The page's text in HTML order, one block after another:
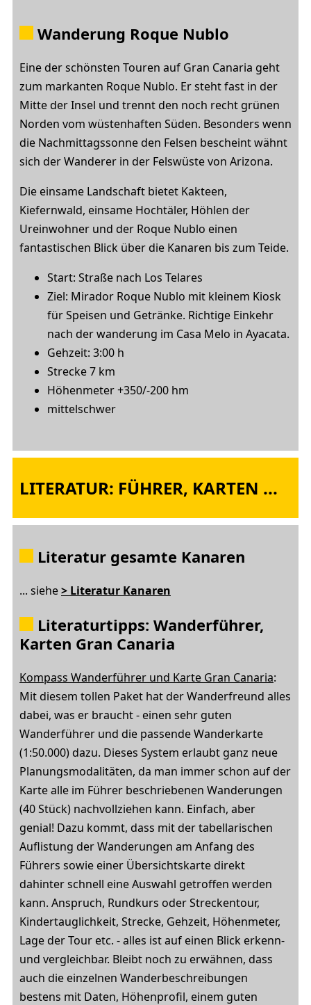
Wanderung Roque Nublo
Eine der schönsten Touren auf Gran Canaria geht
zum markanten Roque Nublo. Er steht fast in der
Mitte der Insel und trennt den noch recht grünen
Norden vom wüstenhaften Süden. Besonders wenn
die Nachmittagssonne den Felsen bescheint wähnt
sich der Wanderer in der Felswüste von Arizona.
Die einsame Landschaft bietet Kakteen,
Kiefernwald, einsame Hochtäler, Höhlen der
Ureinwohner und der Roque Nublo einen
fantastischen Blick über die Kanaren bis zum Teide.
Start: Straße nach Los Telares
Ziel: Mirador Roque Nublo mit kleinem Kiosk
für Speisen und Getränke. Richtige Einkehr
nach der wanderung im Casa Melo in Ayacata.
Gehzeit: 3:00 h
Strecke 7 km
Höhenmeter +350/-200 hm
mittelschwer
LITERATUR: FÜHRER, KARTEN ...
Literatur gesamte Kanaren
... siehe> Literatur Kanaren
Literaturtipps: Wanderführer,
Karten Gran Canaria
Kompass Wanderführer und Karte Gran Canaria:
Mit diesem tollen Paket hat der Wanderfreund alles
dabei, was er braucht - einen sehr guten
Wanderführer und die passende Wanderkarte
(1:50.000) dazu. Dieses System erlaubt ganz neue
Planungsmodalitäten, da man immer schon auf der
Karte alle im Führer beschriebenen Wanderungen
(40 Stück) nachvollziehen kann. Einfach, aber
genial! Dazu kommt, dass mit der tabellarischen
Auflistung der Wanderungen am Anfang des
Führers sowie einer Übersichtskarte direkt
dahinter schnell eine Auswahl getroffen werden
kann. Anspruch, Rundkurs oder Streckentour,
Kindertauglichkeit, Strecke, Gehzeit, Höhenmeter,
Lage der Tour etc. - alles ist auf einen Blick erkenn-
und vergleichbar. Bleibt noch zu erwähnen, dass
auch die einzelnen Wanderbeschreibungen
bestens mit Daten, Höhenprofil, einem guten